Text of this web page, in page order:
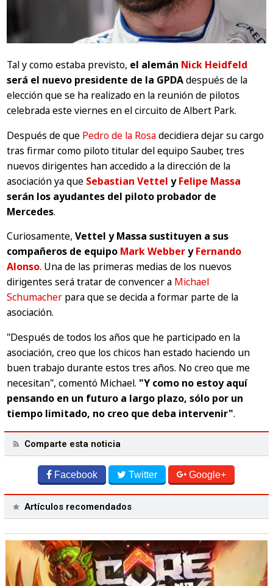
Tal y como estaba previsto, el alemán Nick Heidfeld
será el nuevo presidente de la GPDAdespués de la
elección que se ha realizado en la reunión de pilotos
celebrada este viernes en el circuito de Albert Park.
Después de que Pedro de la Rosadecidiera dejar su cargo
tras firmar como piloto titular del equipo Sauber, tres
nuevos dirigentes han accedido a la dirección de la
asociación ya que Sebastian Vettel yFelipe Massa
serán los ayudantes del piloto probador de
Mercedes.
Curiosamente,Vettel y Massa sustituyen a sus
compañeros de equipo Mark WebberyFernando
Alonso. Una de las primeras medias de los nuevos
dirigentes será tratar de convencer a Michael
Schumacher para que se decida a formar parte de la
asociación.
"Después de todos los años que he participado en la
asociación, creo que los chicos han estado haciendo un
buen trabajo durante estos tres años. No creo que me
necesitan", comentó Michael. "Y como no estoy aquí
pensando en un futuro a largo plazo, sólo por un
tiempo limitado, no creo que deba intervenir".
Comparte esta noticia
Facebook Twitter Google+
Artículos recomendados